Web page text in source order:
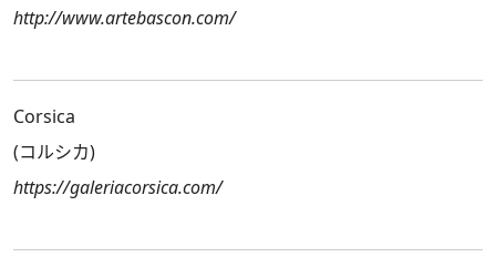
http://www.artebascon.com/
Corsica
(コルシカ)
https://galeriacorsica.com/